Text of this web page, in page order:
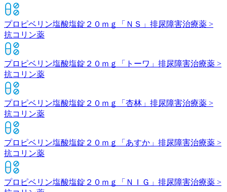
プロピベリン塩酸塩錠２０ｍｇ「ＮＳ」 排尿障害治療薬 >
抗コリン薬
プロピベリン塩酸塩錠２０ｍｇ「トーワ」 排尿障害治療薬 >
抗コリン薬
プロピベリン塩酸塩錠２０ｍｇ「杏林」 排尿障害治療薬 >
抗コリン薬
プロピベリン塩酸塩錠２０ｍｇ「あすか」 排尿障害治療薬 >
抗コリン薬
プロピベリン塩酸塩錠２０ｍｇ「ＮＩＧ」 排尿障害治療薬 >